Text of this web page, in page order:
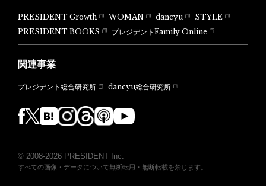
PRESIDENT Growth WOMAN dancyu
STYLE
PRESIDENT BOOKS
プレジデントFamily Online
関連事業
プレジデント総合研究所 dancyu総合研究所
© 2008-2026 PRESIDENT Inc.
すべての画像・データについて無断転用・無断転載を禁じます。